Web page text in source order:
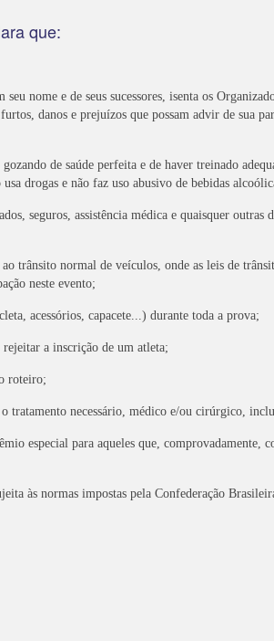
que:
nome e de seus sucessores, isenta os
danos e prejuízos que possam advir de sua
de saúde perfeita e de haver treinado
drogas e não faz uso abusivo de bebidas
seguros, assistência médica e quaisquer outras
trânsito normal de veículos, onde as leis de
neste evento;
acessórios, capacete...) durante toda a prova;
a inscrição de um atleta;
roteiro;
necessário, médico e/ou cirúrgico,
especial para aqueles que, comprovadamente,
às normas impostas pela Confederação